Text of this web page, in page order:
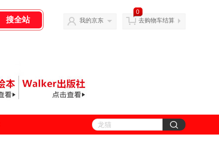
我的京东
0
去购物车结算